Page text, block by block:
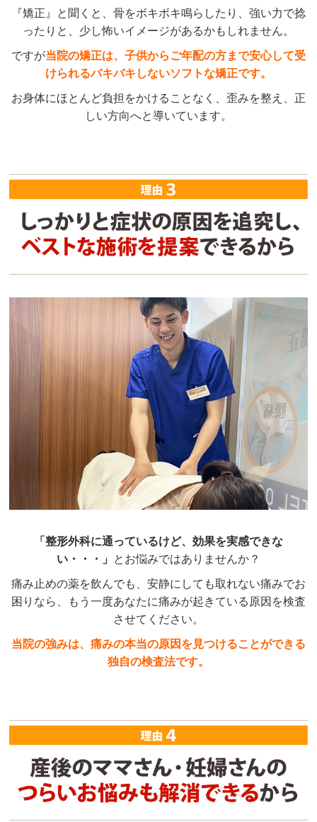
『矯正』と聞くと、骨をボキボキ鳴らしたり、強い力で捻
ったりと、少し怖いイメージがあるかもしれません。
ですが当院の矯正は、子供からご年配の方まで安心して受
けられるバキバキしないソフトな矯正です。
お身体にほとんど負担をかけることなく、歪みを整え、正
しい方向へと導いています。
「整形外科に通っているけど、効果を実感できな
い・・・」
とお悩みではありませんか？
痛み止めの薬を飲んでも、安静にしても取れない痛みでお
困りなら、もう一度あなたに痛みが起きている原因を検査
させてください。
当院の強みは、痛みの本当の原因を見つけることができる
独自の検査法です。